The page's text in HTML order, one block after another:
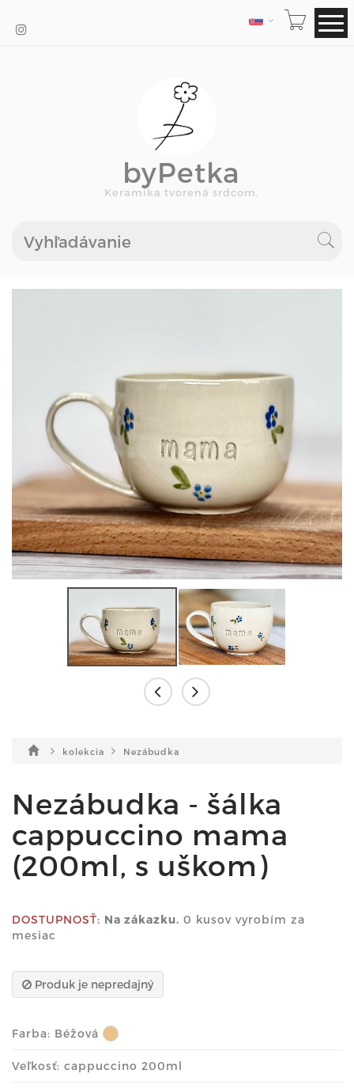
JAZYK
byPetka
Keramika tvorená srdcom.
kolekcia Nezábudka
Nezábudka - šálka
cappuccino mama
(200ml, s uškom)
DOSTUPNOSŤ: Na zákazku. 0 kusov vyrobím za
mesiac
Produk je nepredajný
Farba: Béžová
Veľkosť: cappuccino 200ml